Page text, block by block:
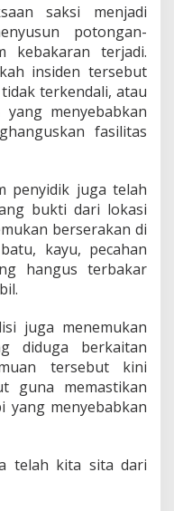
saksi menjadi
potongan-
kebakaran terjadi.
insiden tersebut
terkendali, atau
menyebabkan
fasilitas
penyidik juga telah
bukti dari lokasi
berserakan di
kayu, pecahan
hangus terbakar
juga menemukan
diduga berkaitan
tersebut kini
guna memastikan
yang menyebabkan
telah kita sita dari